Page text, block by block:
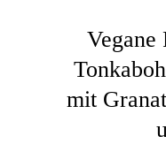
Vegane
mit